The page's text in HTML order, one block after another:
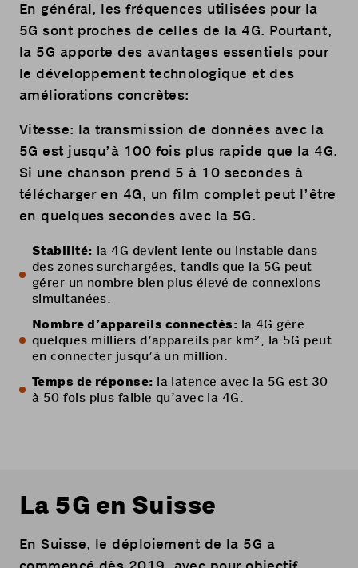
En général, les fréquences utilisées pour la
5G sont proches de celles de la 4G. Pourtant,
la 5G apporte des avantages essentiels pour
le développement technologique et des
améliorations concrètes:
Vitesse: la transmission de données avec la
5G est jusqu’à 100 fois plus rapide que la 4G.
Si une chanson prend 5 à 10 secondes à
télécharger en 4G, un film complet peut l’être
en quelques secondes avec la 5G.
Stabilité: la 4G devient lente ou instable dans
des zones surchargées, tandis que la 5G peut
gérer un nombre bien plus élevé de connexions
simultanées.
Nombre d’appareils connectés: la 4G gère
quelques milliers d’appareils par km², la 5G peut
en connecter jusqu’à un million.
Temps de réponse: la latence avec la 5G est 30
à 50 fois plus faible qu’avec la 4G.
La 5G en Suisse
En Suisse, le déploiement de la 5G a